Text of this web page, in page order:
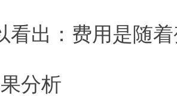
看出：费用是随
分析